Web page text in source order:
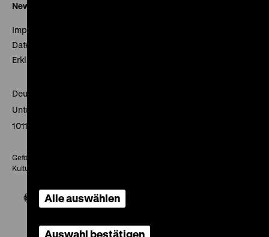
Newsletter
Impressum
Datenschutz
Erklärung digitale Barrierefreiheit
Deutsches Historisches Museum
Unter den Linden 2
10117 Berlin
Gefördert mit Mitteln des Beauftragten der Bundesregierung für
Kultur und Medien
Alle auswählen
Auswahl bestätigen